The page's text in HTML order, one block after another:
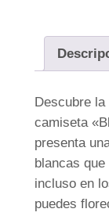
t
a
B
l
o
o
Descubre
camiseta
presenta
blancas
incluso en
puedes